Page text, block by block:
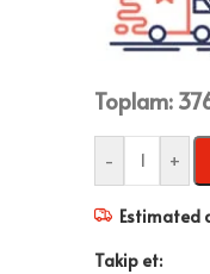
Toplam:
- +
Estimated
Takip et: